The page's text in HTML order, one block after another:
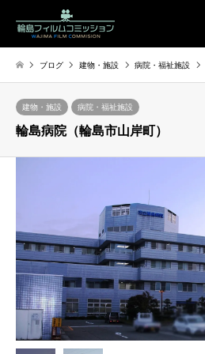
ブログ 建物・施設 病院・福祉施設
建物・施設 病院・福祉施設
輪島病院（輪島市山岸町）